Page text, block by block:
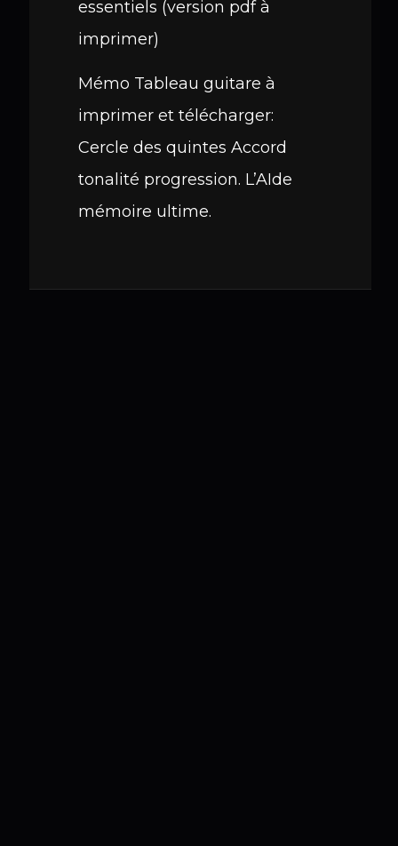
essentiels (version pdf à
imprimer)
Mémo Tableau guitare à
imprimer et télécharger:
Cercle des quintes Accord
tonalité progression. L’AIde
mémoire ultime.